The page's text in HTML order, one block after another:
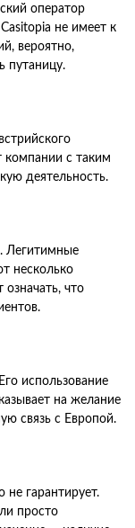
оператор
не имеет к
вероятно,
путаницу.
компании с таким
деятельность.
Легитимные
несколько
что
использование
на желание
связь с Европой.
не гарантирует.
просто